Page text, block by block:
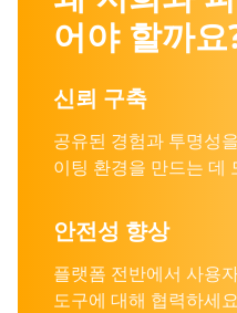
어야 할까요
신뢰 구축
공유된 경험과 투명성
이팅 환경을 만드는 데
안전성 향상
플랫폼 전반에서 사용
도구에 대해 협력하세